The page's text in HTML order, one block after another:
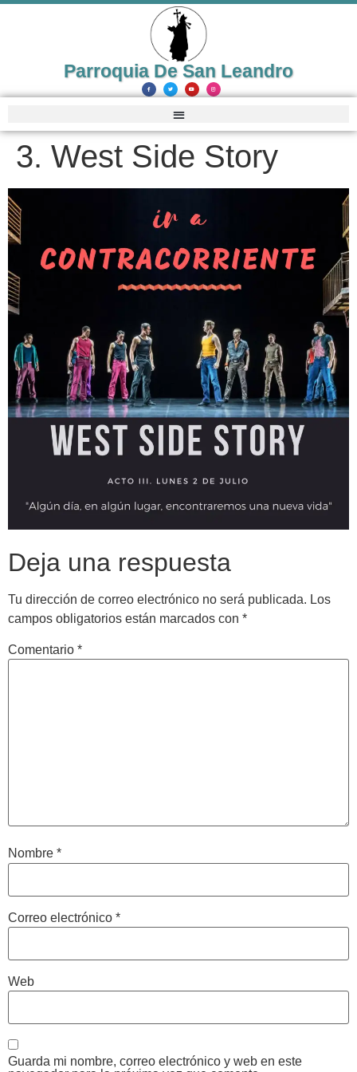
Parroquia De San Leandro
3. West Side Story
Deja una respuesta
Tu dirección de correo electrónico no será publicada. Los
campos obligatorios están marcados con *
Comentario *
Nombre *
Correo electrónico *
Web
Guarda mi nombre, correo electrónico y web en este